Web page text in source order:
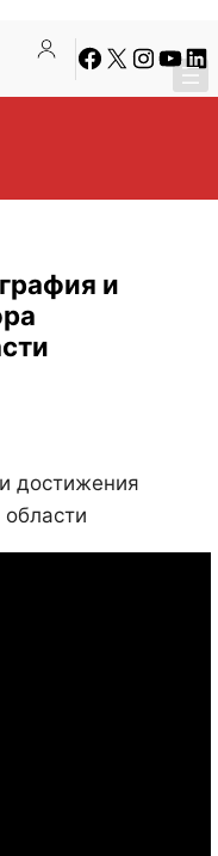
Facebook
X Instagram
и